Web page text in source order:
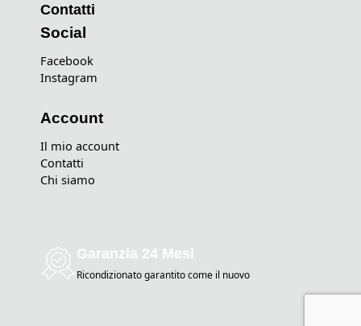
Contatti
Social
Facebook
Instagram
Account
Il mio account
Contatti
Chi siamo
Garanzia 24 Mesi
Ricondizionato garantito come il nuovo